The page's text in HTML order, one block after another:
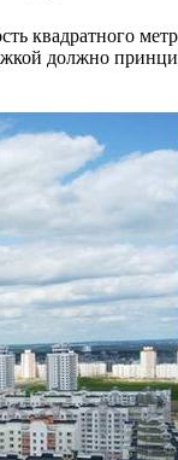
квадратного
должно